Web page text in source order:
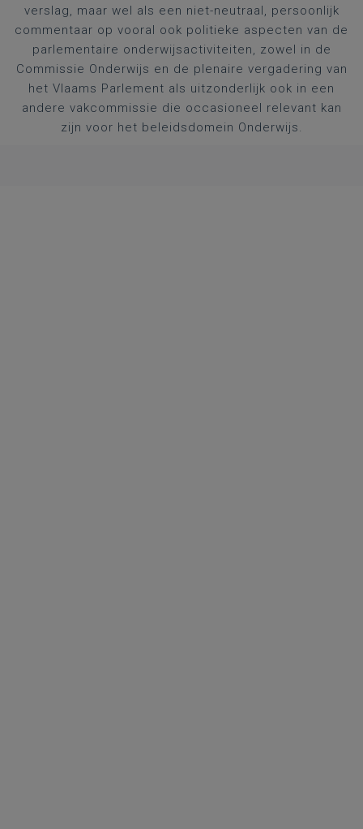
verslag, maar wel als een niet-neutraal, persoonlijk
commentaar op vooral ook politieke aspecten van de
parlementaire onderwijsactiviteiten, zowel in de
Commissie Onderwijs en de plenaire vergadering van
het Vlaams Parlement als uitzonderlijk ook in een
andere vakcommissie die occasioneel relevant kan
zijn voor het beleidsdomein Onderwijs.